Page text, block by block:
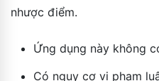
nhược điểm.
Ứng dụng này không
Có nguy cơ vi phạm